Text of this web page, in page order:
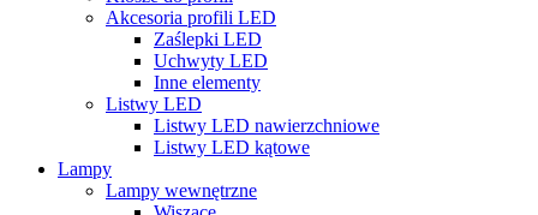
Akcesoria profili LED
Zaślepki LED
Uchwyty LED
Inne elementy
Listwy LED
Listwy LED nawierzchniowe
Listwy LED kątowe
Lampy
Lampy wewnętrzne